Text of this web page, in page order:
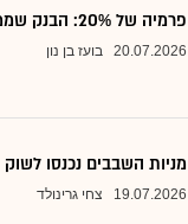
פרמיה של 20%: הבנק שממליץ על שלוש ענקיות הטכנולוגיה
20.07.2026 בועז בן נון
מניות השבבים נכנסו
19.07.2026 צחי גרינולד